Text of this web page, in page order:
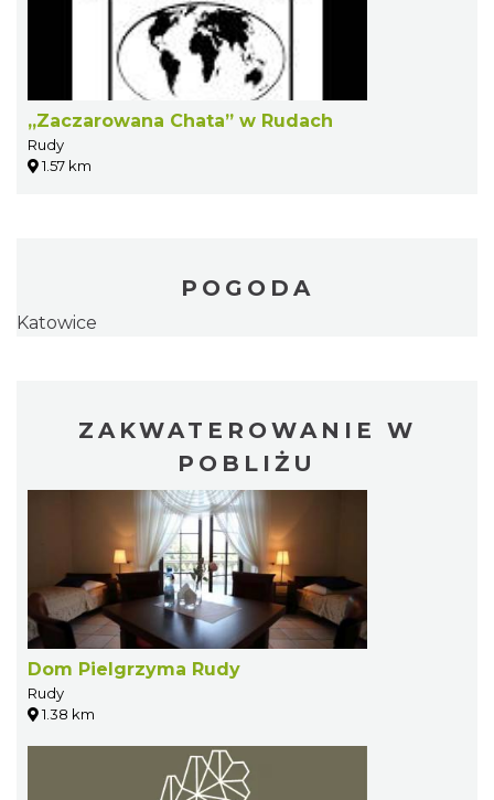
„Zaczarowana Chata” w Rudach
Rudy
1.57 km
POGODA
Katowice
ZAKWATEROWANIE W
POBLIŻU
Dom Pielgrzyma Rudy
Rudy
1.38 km